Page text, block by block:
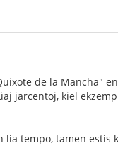
de la Mancha"
jarcentoj, kiel
tempo, tamen